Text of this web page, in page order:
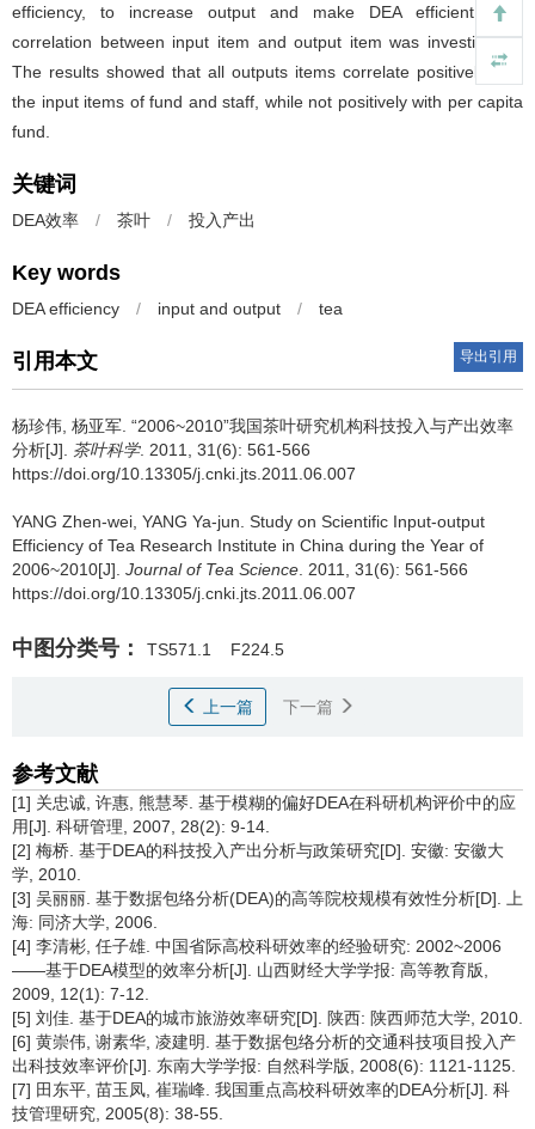
efficiency, to increase output and make DEA efficient. The
correlation between input item and output item was investigated.
The results showed that all outputs items correlate positively with
the input items of fund and staff, while not positively with per capita
fund.
关键词
DEA效率 / 茶叶 / 投入产出
Key words
DEA efficiency / input and output / tea
引用本文 导出引用
杨珍伟, 杨亚军. “2006~2010”我国茶叶研究机构科技投入与产出效率
分析[J]. 茶叶科学. 2011, 31(6): 561-566
https://doi.org/10.13305/j.cnki.jts.2011.06.007
YANG Zhen-wei, YANG Ya-jun. Study on Scientific Input-output
Efficiency of Tea Research Institute in China during the Year of
2006~2010[J]. Journal of Tea Science . 2011, 31(6): 561-566
https://doi.org/10.13305/j.cnki.jts.2011.06.007
中图分类号： TS571.1 F224.5
上一篇 下一篇
参考文献
[1] 关忠诚, 许惠, 熊慧琴. 基于模糊的偏好DEA在科研机构评价中的应
用[J]. 科研管理, 2007, 28(2): 9-14.
[2] 梅桥. 基于DEA的科技投入产出分析与政策研究[D]. 安徽: 安徽大
学, 2010.
[3] 吴丽丽. 基于数据包络分析(DEA)的高等院校规模有效性分析[D]. 上
海: 同济大学, 2006.
[4] 李清彬, 任子雄. 中国省际高校科研效率的经验研究: 2002~2006
——基于DEA模型的效率分析[J]. 山西财经大学学报: 高等教育版,
2009, 12(1): 7-12.
[5] 刘佳. 基于DEA的城市旅游效率研究[D]. 陕西: 陕西师范大学, 2010.
[6] 黄崇伟, 谢素华, 凌建明. 基于数据包络分析的交通科技项目投入产
出科技效率评价[J]. 东南大学学报: 自然科学版, 2008(6): 1121-1125.
[7] 田东平, 苗玉凤, 崔瑞峰. 我国重点高校科研效率的DEA分析[J]. 科
技管理研究, 2005(8): 38-55.